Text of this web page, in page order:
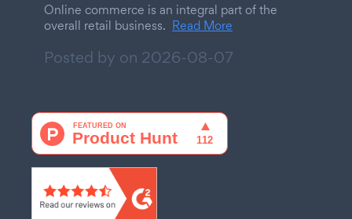
Online commerce is an integral part of the
overall retail business. Read More
Posted by on 2026-08-07